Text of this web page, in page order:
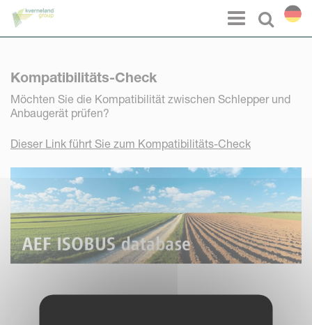
Select
Menu
Kompatibilitäts-Check
Möchten Sie die Kompatibilität zwischen Schlepper und
Anbaugerät prüfen?
Dieser Link führt Sie zum Kompatibilitäts-Check
Cookie-Einstellungen